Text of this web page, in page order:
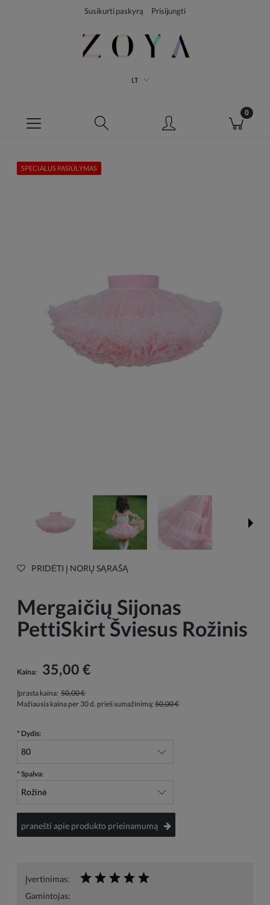
Susikurti paskyrą Prisijungti
LT
SPECIALUS PASIŪLYMAS
PRIDĖTI Į NORŲ SĄRAŠĄ
Mergaičių Sijonas
PettiSkirt Šviesus Rožinis
Kaina: 35,00 €
Įprasta kaina: 50,00 €
Mažiausia kaina per 30 d. prieš sumažinimą: 50,00 €
* Dydis:
* Spalva:
pranešti apie produkto prieinamumą
Įvertinimas:
Gamintojas: